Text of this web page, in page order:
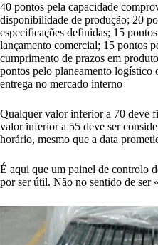
40 pontos pela capacidade
disponibilidade de produção; 20
especificações definidas; 15
lançamento comercial; 15 pontos
cumprimento de prazos em
pontos pelo planeamento logístico
entrega no mercado interno
Qualquer valor inferior a 70 deve
valor inferior a 55 deve ser
horário, mesmo que a data
É aqui que um painel de controlo
por ser útil. Não no sentido de ser